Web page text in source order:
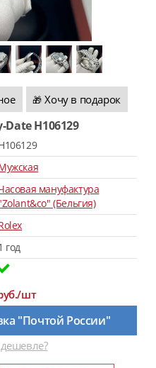
🎁 Хочу в подарок
Date H106129
мануфактура
(Бельгия)
год
шт
"Почтой России"